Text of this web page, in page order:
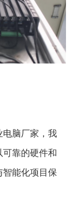
脑厂家，我
靠的硬件和
能化项目保